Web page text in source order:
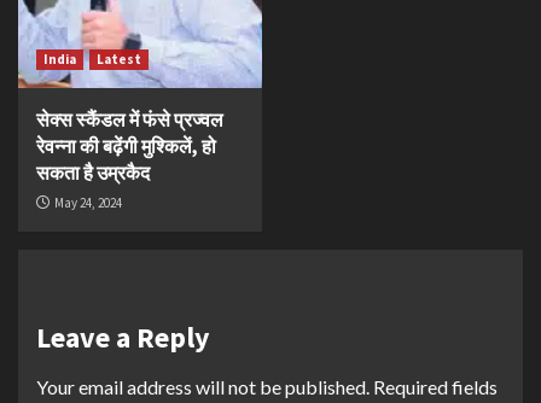
India Latest
सेक्स स्कैंडल में फंसे प्रज्वल
रेवन्ना की बढ़ेंगी मुश्किलें, हो
सकता है उम्रकैद
May 24, 2024
Leave a Reply
Your email address will not be published. Required fields